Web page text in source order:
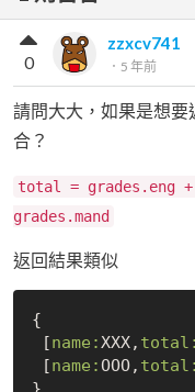
zzxcv741
． 5 年前
0
請問大大，如果是想
合？
total = grades.eng +
grades.mand
返回結果類似
{
[name:XXX, total:
[name:OOO, total: